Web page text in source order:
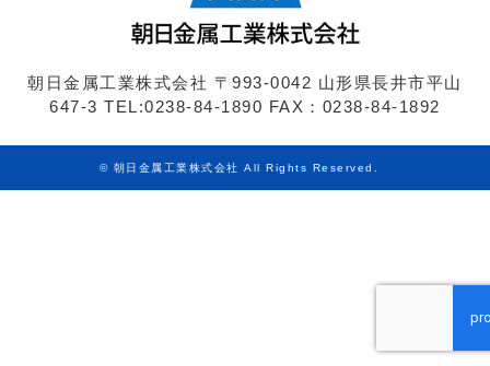
朝日金属工業株式会社 〒993-0042 山形県長井市平山
647-3 TEL:0238-84-1890 FAX：0238-84-1892
© 朝日金属工業株式会社 All Rights Reserved.